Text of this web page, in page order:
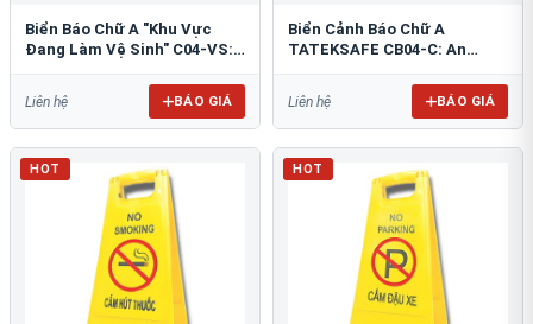
Biển Báo Chữ A "Khu Vực
Đang Làm Vệ Sinh" C04-VS:
Liên hệ BÁO GIÁ
Biển Cảnh Báo Chữ A
TATEKSAFE CB04-C: An
Liên hệ BÁO GIÁ
HOT HOT